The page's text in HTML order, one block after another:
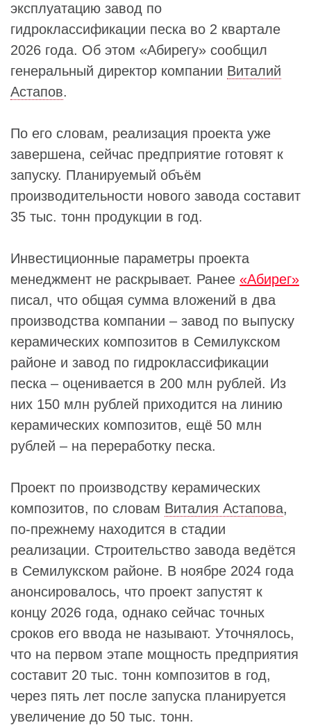
эксплуатацию завод по
гидроклассификации песка во 2 квартале
2026 года. Об этом «Абирегу» сообщил
генеральный директор компании Виталий
Астапов.
По его словам, реализация проекта уже
завершена, сейчас предприятие готовят к
запуску. Планируемый объём
производительности нового завода составит
35 тыс. тонн продукции в год.
Инвестиционные параметры проекта
менеджмент не раскрывает. Ранее «Абирег»
писал, что общая сумма вложений в два
производства компании – завод по выпуску
керамических композитов в Семилукском
районе и завод по гидроклассификации
песка – оценивается в 200 млн рублей. Из
них 150 млн рублей приходится на линию
керамических композитов, ещё 50 млн
рублей – на переработку песка.
Проект по производству керамических
композитов, по словам Виталия Астапова,
по‑прежнему находится в стадии
реализации. Строительство завода ведётся
в Семилукском районе. В ноябре 2024 года
анонсировалось, что проект запустят к
концу 2026 года, однако сейчас точных
сроков его ввода не называют. Уточнялось,
что на первом этапе мощность предприятия
составит 20 тыс. тонн композитов в год,
через пять лет после запуска планируется
увеличение до 50 тыс. тонн.